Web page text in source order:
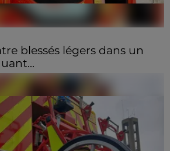
blessés légers dans un